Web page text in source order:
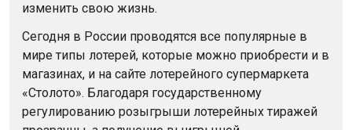
изменить свою жизнь.
Сегодня в России проводятся все популярные в
мире типы лотерей, которые можно приобрести и в
магазинах, и на сайте лотерейного супермаркета
«Столото». Благодаря государственному
регулированию розыгрыши лотерейных тиражей